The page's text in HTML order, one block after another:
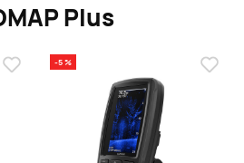
Plus
-5 %